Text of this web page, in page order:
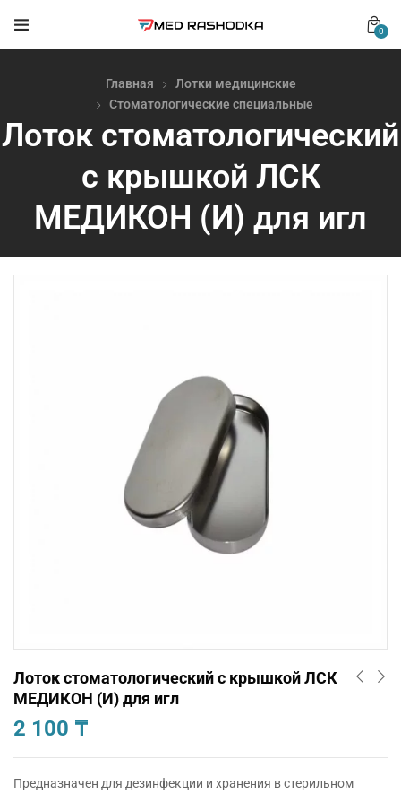
0
Главная
Лотки медицинские
Стоматологические специальные
Лоток стоматологический
с крышкой ЛСК
МЕДИКОН (И) для игл
Лоток стоматологический с крышкой ЛСК
МЕДИКОН (И) для игл
2 100 ₸
Предназначен для дезинфекции и хранения в стерильном